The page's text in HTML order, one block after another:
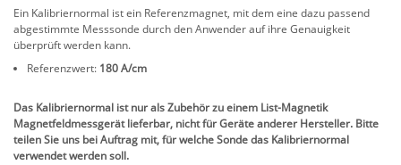
Ein Kalibriernormal ist ein Referenzmagnet, mit dem eine dazu passend
abgestimmte Messsonde durch den Anwender auf ihre Genauigkeit
überprüft werden kann.
Referenzwert: 180 A/cm
Das Kalibriernormal ist nur als Zubehör zu einem List-Magnetik
Magnetfeldmessgerät lieferbar, nicht für Geräte anderer Hersteller. Bitte
teilen Sie uns bei Auftrag mit, für welche Sonde das Kalibriernormal
verwendet werden soll.